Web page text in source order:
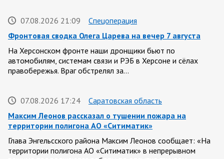
07.08.2026 21:09
Спецоперация
Фронтовая сводка Олега Царева на вечер 7 августа
На Херсонском фронте наши дронщики бьют по
автомобилям, системам связи и РЭБ в Херсоне и сёлах
правобережья. Враг обстрелял за…
07.08.2026 17:24
Саратовская область
Максим Леонов рассказал о тушении пожара на
территории полигона АО «Ситиматик»
Глава Энгельсского района Максим Леонов сообщает: «На
территории полигона АО «Ситиматик» в непрерывном